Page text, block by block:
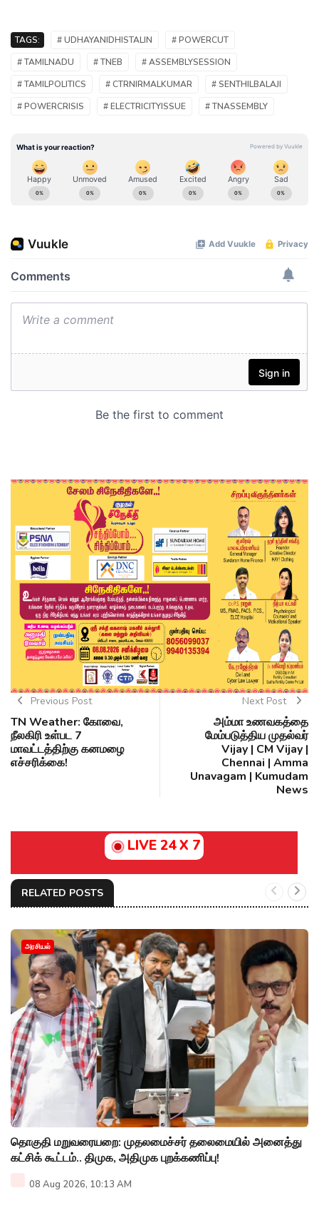
TAGS: # UDHAYANIDHISTALIN
# POWERCUT
# TAMILNADU
# TNEB
# ASSEMBLYSESSION
# TAMILPOLITICS
# CTRNIRMALKUMAR
# SENTHILBALAJI
# POWERCRISIS
# ELECTRICITYISSUE # TNASSEMBLY
Previous Post
TN Weather: கோவை,
நீலகிரி உள்பட 7
மாவட்டத்திற்கு கனமழை
எச்சரிக்கை!
Next Post
அம்மா உணவகத்தை
மேம்படுத்திய முதல்வர்
Vijay | CM Vijay |
Chennai | Amma
Unavagam | Kumudam
News
LIVE 24 X 7
RELATED POSTS
அரசியல்
தொகுதி மறுவரையறை: முதலமைச்சர் தலைமையில் அனைத்து
கட்சிக் கூட்டம்.. திமுக, அதிமுக புறக்கணிப்பு!
08 Aug 2026, 10:13 AM